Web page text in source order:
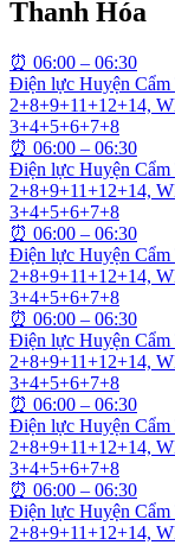
Thanh Hóa
⏰ 06:00 – 06:30
Điện lực Huyện
2+8+9+11+12+14,
3+4+5+6+7+8
⏰ 06:00 – 06:30
Điện lực Huyện
2+8+9+11+12+14,
3+4+5+6+7+8
⏰ 06:00 – 06:30
Điện lực Huyện
2+8+9+11+12+14,
3+4+5+6+7+8
⏰ 06:00 – 06:30
Điện lực Huyện
2+8+9+11+12+14,
3+4+5+6+7+8
⏰ 06:00 – 06:30
Điện lực Huyện
2+8+9+11+12+14,
3+4+5+6+7+8
⏰ 06:00 – 06:30
Điện lực Huyện
2+8+9+11+12+14,